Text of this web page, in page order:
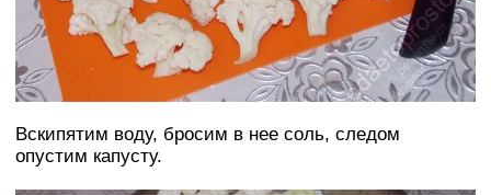
Вскипятим воду, бросим в нее соль, следом
опустим капусту.